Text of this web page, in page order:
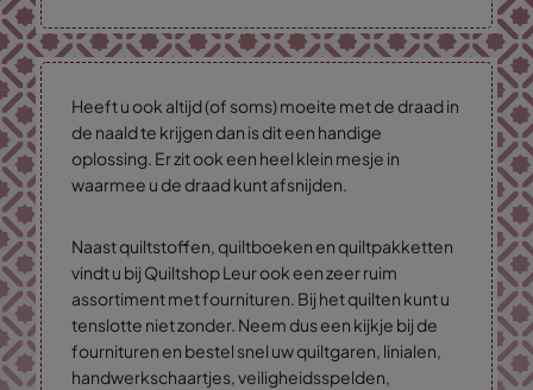
Heeft u ook altijd (of soms) moeite met de draad in
de naald te krijgen dan is dit een handige
oplossing. Er zit ook een heel klein mesje in
waarmee u de draad kunt afsnijden.
Naast quiltstoffen, quiltboeken en quiltpakketten
vindt u bij Quiltshop Leur ook een zeer ruim
assortiment met fournituren. Bij het quilten kunt u
tenslotte niet zonder. Neem dus een kijkje bij de
fournituren en bestel snel uw quiltgaren, linialen,
handwerkschaartjes, veiligheidsspelden,